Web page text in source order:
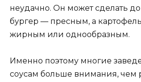
неудачно. Он может сделать
бургер — пресным, а
жирным или однообразным.
Именно поэтому многие
соусам больше внимания, чем